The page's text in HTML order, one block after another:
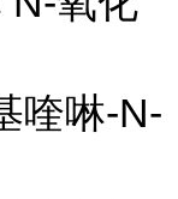
喹啉-N-